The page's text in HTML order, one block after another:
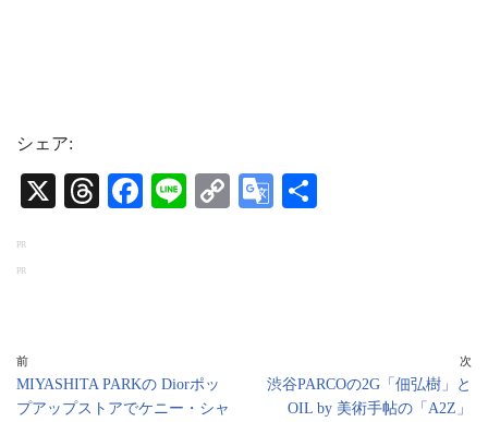
シェア:
X
T
Fa Li
C
G
sl
PR
PR
前
MIYASHITA PARKの Diorポッ
プアップストアでケニー・シャ
次
渋谷PARCOの2G「佃弘樹」と
OIL by 美術手帖の「A2Z」